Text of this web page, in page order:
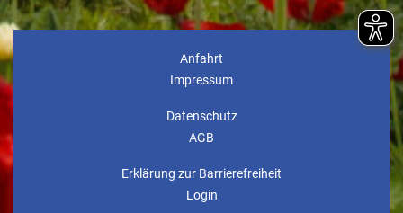
Anfahrt
Impressum
Datenschutz
AGB
Erklärung zur Barrierefreiheit
Login